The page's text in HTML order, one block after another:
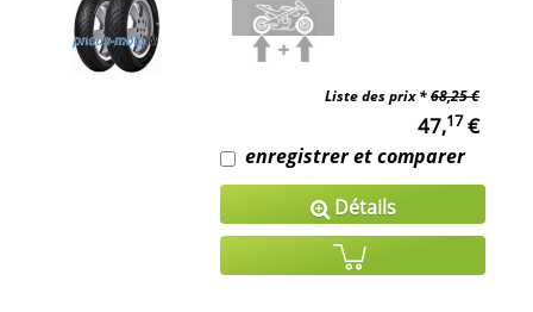
Liste des prix *68,25 €
47,17€
enregistrer et comparer
Détails